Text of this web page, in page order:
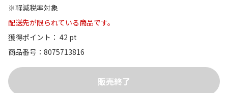
※軽減税率対象
配送先が限られている商品です。
獲得ポイント： 42 pt
商品番号
8075713816